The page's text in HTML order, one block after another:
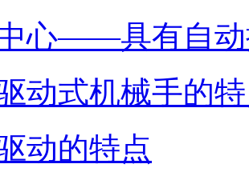
心——具有自动
动式机械手的
动的特点